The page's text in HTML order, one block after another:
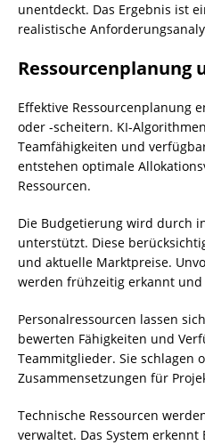
unentdeckt. Das Ergebnis ist
realistische
Ressourcenplanung
Effektive Ressourcenplanung
oder -scheitern. KI-
Teamfähigkeiten und
entstehen optimale
Ressourcen.
Die Budgetierung wird durch
unterstützt. Diese
und aktuelle Marktpreise.
werden frühzeitig erkannt
Personalressourcen lassen
bewerten Fähigkeiten und
Teammitglieder. Sie schlagen
Zusammensetzungen für
Technische Ressourcen
verwaltet. Das System erkennt